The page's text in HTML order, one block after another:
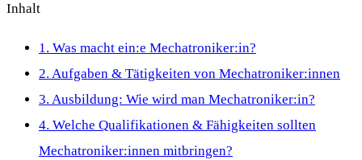
Inhalt
1. Was macht ein:e Mechatroniker:in?
2. Aufgaben & Tätigkeiten von Mechatroniker:innen
3. Ausbildung: Wie wird man Mechatroniker:in?
4. Welche Qualifikationen & Fähigkeiten sollten
Mechatroniker:innen mitbringen?